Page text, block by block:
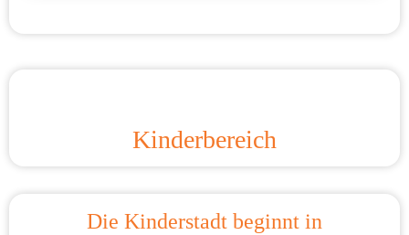
Kinderbereich
Die Kinderstadt beginnt in